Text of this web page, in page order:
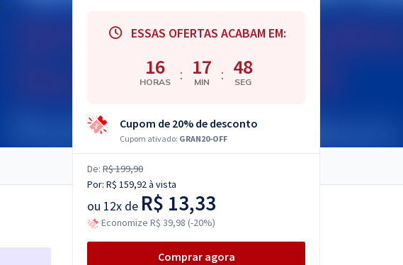
ESSAS OFERTAS ACABAM EM:
16
HORAS : 17
MIN : 47
SEG
Cupom de 20% de desconto
Cupom ativado: GRAN20-OFF
De: R$ 199,90
Por: R$ 159,92à vista
ou 12x de R$ 13,33
Economize R$ 39,98 (-20%)
Comprar agora